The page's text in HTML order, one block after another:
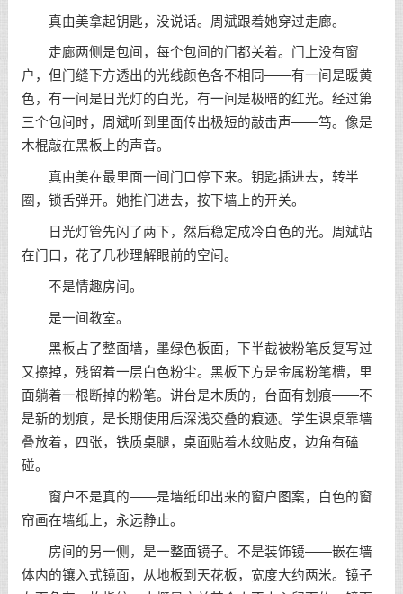
真由美拿起钥匙，没说话。周斌跟着她穿过走廊。
走廊两侧是包间，每个包间的门都关着。门上没有窗
户，但门缝下方透出的光线颜色各不相同——有一间是暖黄
色，有一间是日光灯的白光，有一间是极暗的红光。经过第
三个包间时，周斌听到里面传出极短的敲击声——笃。像是
木棍敲在黑板上的声音。
真由美在最里面一间门口停下来。钥匙插进去，转半
圈，锁舌弹开。她推门进去，按下墙上的开关。
日光灯管先闪了两下，然后稳定成冷白色的光。周斌站
在门口，花了几秒理解眼前的空间。
不是情趣房间。
是一间教室。
黑板占了整面墙，墨绿色板面，下半截被粉笔反复写过
又擦掉，残留着一层白色粉尘。黑板下方是金属粉笔槽，里
面躺着一根断掉的粉笔。讲台是木质的，台面有划痕——不
是新的划痕，是长期使用后深浅交叠的痕迹。学生课桌靠墙
叠放着，四张，铁质桌腿，桌面贴着木纹贴皮，边角有磕
碰。
窗户不是真的——是墙纸印出来的窗户图案，白色的窗
帘画在墙纸上，永远静止。
房间的另一侧，是一整面镜子。不是装饰镜——嵌在墙
体内的镶入式镜面，从地板到天花板，宽度大约两米。镜子